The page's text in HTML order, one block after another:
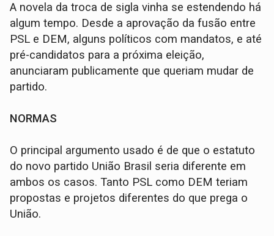
A novela da troca de sigla vinha se estendendo há
algum tempo. Desde a aprovação da fusão entre
PSL e DEM, alguns políticos com mandatos, e até
pré-candidatos para a próxima eleição,
anunciaram publicamente que queriam mudar de
partido.
NORMAS
O principal argumento usado é de que o estatuto
do novo partido União Brasil seria diferente em
ambos os casos. Tanto PSL como DEM teriam
propostas e projetos diferentes do que prega o
União.